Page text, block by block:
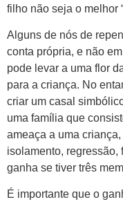
filho não seja o melhor
Alguns de nós de
conta própria, e não
pode levar a uma flor
para a criança. No
criar um casal
uma família que
ameaça a uma
isolamento, regressão,
ganha se tiver três
É importante que o